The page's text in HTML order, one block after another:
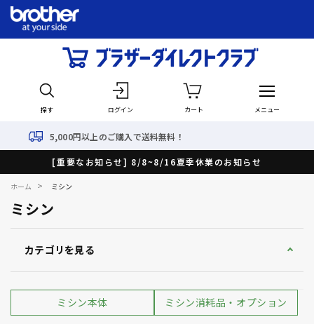
探す ログイン カート メニュー
購入で送料無料！
[重要なお知らせ] 8/8~8/16夏季休業のお知らせ
ホーム > ミシン
ミシン
カテゴリを見る
ミシン本体 ミシン消耗品・オプション